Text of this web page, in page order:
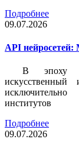
Подробнее
09.07.2026
API
В эпоху
институтов
Подробнее
09.07.2026